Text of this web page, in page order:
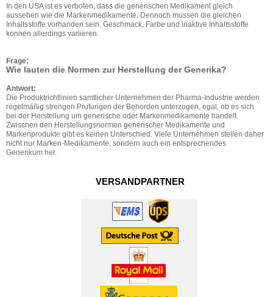
In den USA ist es verboten, dass die generischen Medikament gleich
aussehen wie die Markenmedikamente. Dennoch mussen die gleichen
Inhaltsstoffe vorhanden sein. Geschmack, Farbe und inaktive Inhaltsstoffe
konnen allerdings variieren.
Frage:
Wie lauten die Normen zur Herstellung der Generika?
Antwort:
Die Produktrichtlinien samtlicher Unternehmen der Pharma-Industrie werden
regelmäßig strengen Prufungen der Behorden unterzogen, egal, ob es sich
bei der Herstellung um generische oder Markenmedikamente handelt.
Zwischen den Herstellungsnormen generischer Medikamente und
Markenprodukte gibt es keinen Unterschied. Viele Unternehmen stellen daher
nicht nur Marken-Medikamente, sondern auch ein entsprechendes
Generikum her.
VERSANDPARTNER